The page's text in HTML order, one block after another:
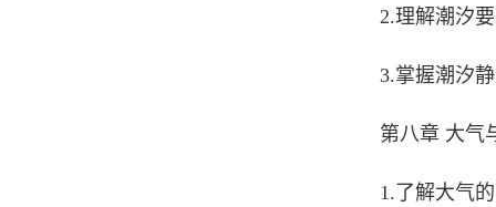
2.理解潮汐
3.掌握潮汐
第八章 大气
1.了解大气